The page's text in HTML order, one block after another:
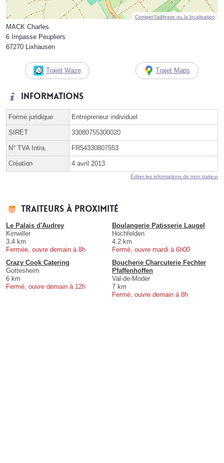
Corriger l’adresse ou la localisation
MACK Charles
6 Impasse Peupliers
67270 Lixhausen
Trajet Waze Trajet Maps
Informations
Forme juridique Entrepreneur individuel
SIRET 33080755300020
N° TVA Intra. FR54330807553
Création 4 avril 2013
Éditer les informations de mon traiteur
Traiteurs à proximité
Le Palais d'Audrey
Kirrwiller
3.4 km
Fermée, ouvre demain à 8h
Boulangerie Patisserie Laugel
Hochfelden
4.2 km
Fermé, ouvre mardi à 6h00
Crazy Cook Catering
Gottesheim
6 km
Fermé, ouvre demain à 12h
Boucherie Charcuterie Fechter
Pfaffenhoffen
Val-de-Moder
7 km
Fermé, ouvre demain à 8h